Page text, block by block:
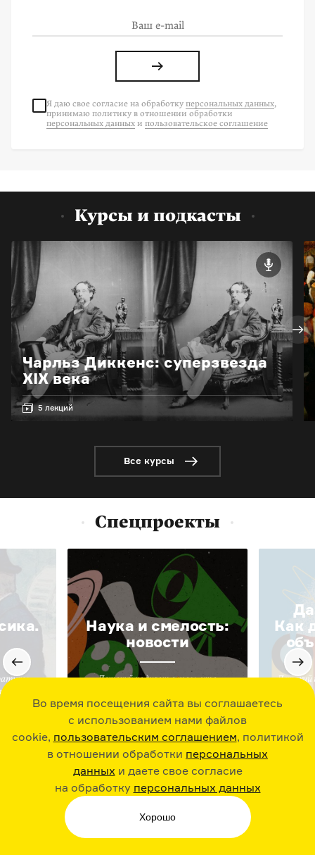
Во время посещения сайта вы соглашаетесь
с использованием нами файлов
cookie, пользовательским соглашением, политикой
в отношении обработки персональных
данных и даете свое согласие
на обработку персональных данных
Хорошо
Я даю свое согласие на обработку персональных данных,
принимаю политику в отношении обработки
персональных данных и пользовательское соглашение
Курсы и подкасты
Чарльз Диккенс: суперзвезда
XIX века
5 лекций
Все курсы
Спецпроекты
Наука и смелость:
новости
Детский подкаст о том, что
к этому пришла
Да
Как
Детский